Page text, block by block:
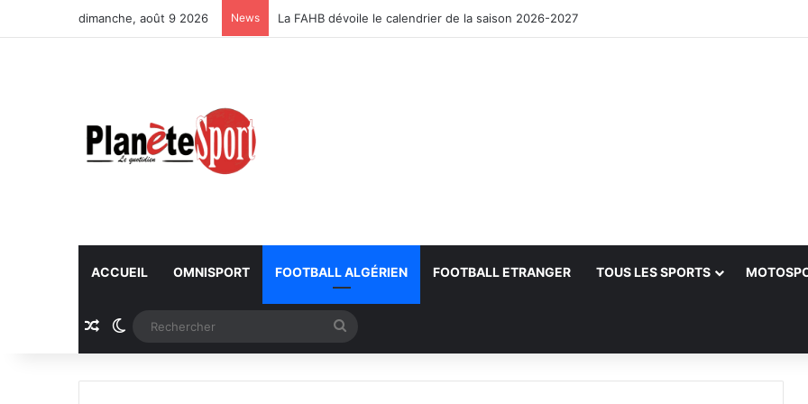
dimanche, août 9 2026 News La FAHB dévoile le calendrier de la saison 2026-2027
ACCUEIL OMNISPORT FOOTBALL ALGÉRIEN FOOTBALL ETRANGER TOUS LES SPORTS
Article Aléatoire
Switch skin